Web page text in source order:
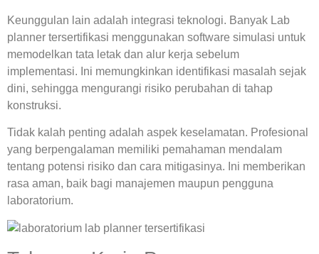
Keunggulan lain adalah integrasi teknologi. Banyak Lab
planner tersertifikasi menggunakan software simulasi untuk
memodelkan tata letak dan alur kerja sebelum
implementasi. Ini memungkinkan identifikasi masalah sejak
dini, sehingga mengurangi risiko perubahan di tahap
konstruksi.
Tidak kalah penting adalah aspek keselamatan. Profesional
yang berpengalaman memiliki pemahaman mendalam
tentang potensi risiko dan cara mitigasinya. Ini memberikan
rasa aman, baik bagi manajemen maupun pengguna
laboratorium.